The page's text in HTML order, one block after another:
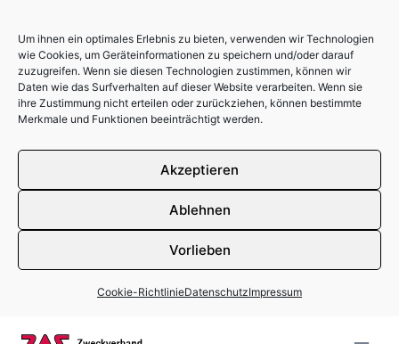
Um ihnen ein optimales Erlebnis zu bieten, verwenden wir Technologien
wie Cookies, um Geräteinformationen zu speichern und/oder darauf
zuzugreifen. Wenn sie diesen Technologien zustimmen, können wir
Daten wie das Surfverhalten auf dieser Website verarbeiten. Wenn sie
ihre Zustimmung nicht erteilen oder zurückziehen, können bestimmte
Merkmale und Funktionen beeinträchtigt werden.
Akzeptieren
Ablehnen
Vorlieben
Cookie-RichtlinieDatenschutzImpressum